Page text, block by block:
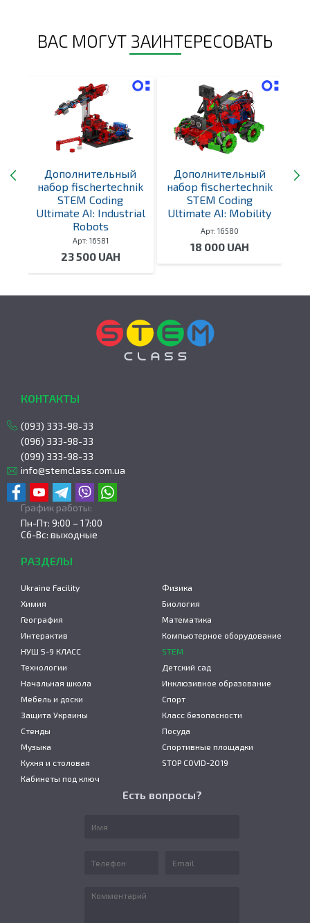
ВАС МОГУТ ЗАИНТЕРЕСОВАТЬ
Дополнительный
набор fischertechnik
STEM Coding
Ultimate AI: Industrial
Robots
Арт: 16581
23 500 UAH
Дополнительный
набор fischertechnik
STEM Coding
Ultimate AI: Mobility
Арт: 16580
18 000 UAH
КОНТАКТЫ
(093) 333-98-33
(096) 333-98-33
(099) 333-98-33
info@stemclass.com.ua
График работы:
Пн-Пт: 9:00 – 17:00
Сб-Вс: выходные
РАЗДЕЛЫ
Ukraine Facility
Физика
Химия
Биология
География
Математика
Интерактив
Компьютерное оборудование
НУШ 5-9 КЛАСС
STEM
Технологии
Детский сад
Начальная школа
Инклюзивное образование
Мебель и доски
Спорт
Защита Украины
Класс безопасности
Стенды
Посуда
Музыка
Спортивные площадки
Кухня и столовая
STOP COVID-2019
Кабинеты под ключ
Есть вопросы?